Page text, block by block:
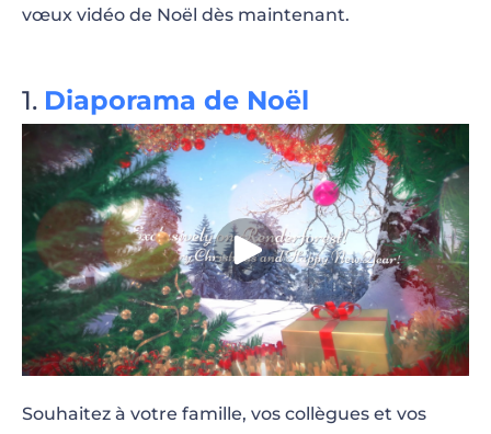
vœux vidéo de Noël dès maintenant.
Diaporama de Noël
Souhaitez à votre famille, vos collègues et vos